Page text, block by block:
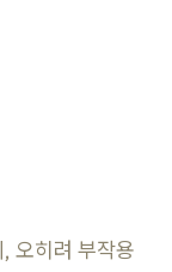
오히려 부작용